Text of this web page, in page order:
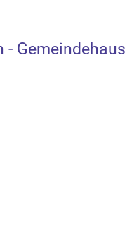
- Gemeindehaus